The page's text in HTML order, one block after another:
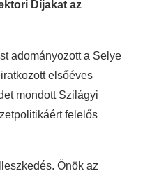
Díjakat az
adományozott a Selye
elsőéves
mondott Szilágyi
felelős
Önök az